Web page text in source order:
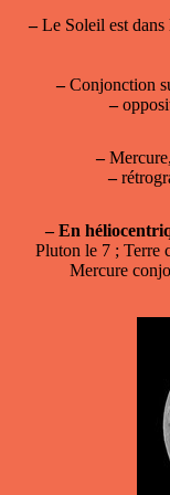
–Le Soleil est dans
–Conjonction
–
–
–
– En
Pluton le 7 ; Terre
Mercure